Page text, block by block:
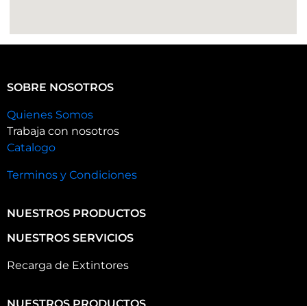
SOBRE NOSOTROS
Quienes Somos
Trabaja con nosotros
Catalogo
Terminos y Condiciones
NUESTROS PRODUCTOS
NUESTROS SERVICIOS
Recarga de Extintores
NUESTROS PRODUCTOS